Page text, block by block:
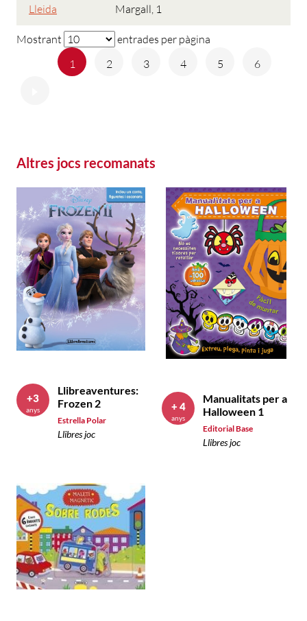
Lleida
Margall, 1
Mostrant
entrades per pàgina
Anterior
1 2 3 4 5
6
Altres jocs recomanats
Llibreaventures:
Frozen 2
Estrella Polar
Llibres joc
+3
anys
Manualitats per a
Halloween 1
Editorial Base
Llibres joc
+ 4
anys